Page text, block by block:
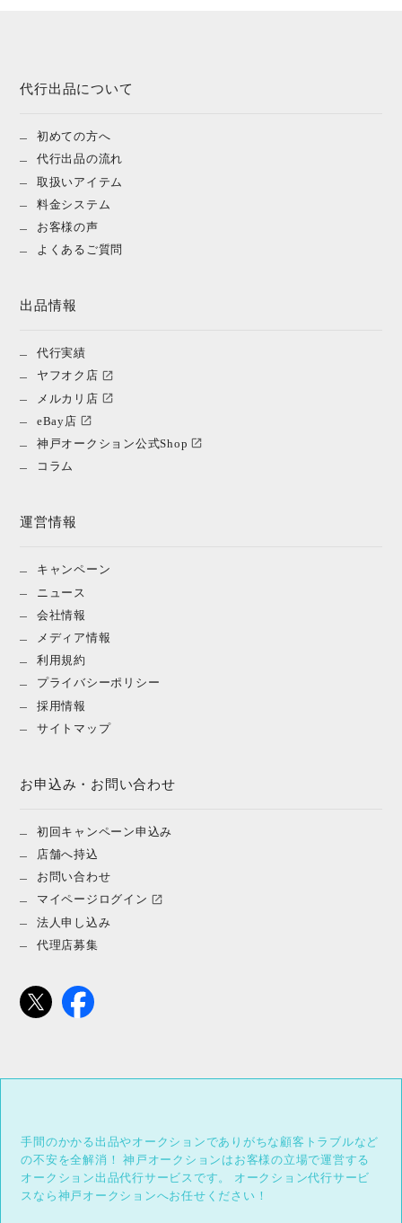
代行出品について
初めての方へ
代行出品の流れ
取扱いアイテム
料金システム
お客様の声
よくあるご質問
出品情報
代行実績
ヤフオク店
メルカリ店
eBay店
神戸オークション公式Shop
コラム
運営情報
キャンペーン
ニュース
会社情報
メディア情報
利用規約
プライバシーポリシー
採用情報
サイトマップ
お申込み・お問い合わせ
初回キャンペーン申込み
店舗へ持込
お問い合わせ
マイページログイン
法人申し込み
代理店募集
手間のかかる出品やオークションでありがちな顧客トラブルなど
の不安を全解消！
神戸オークションはお客様の立場で運営する
オークション出品代行サービスです。
オークション代行サービ
スなら神戸オークションへお任せください！